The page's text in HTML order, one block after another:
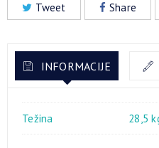
Tweet Share
INFORMACIJE
Težina 28,5